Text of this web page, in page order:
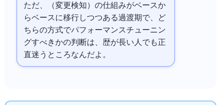
ただ、Change Detection（変更検知）の仕組みがZone.jsベースか
らSignalsベースに移行しつつある過渡期で、ど
ちらの方式でパフォーマンスチューニン
グすべきかの判断は、Angular歴が長い人でも正
直迷うところなんだよ。